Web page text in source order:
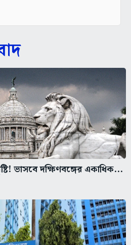
ভাসবে দক্ষিণবঙ্গের একাধিক...